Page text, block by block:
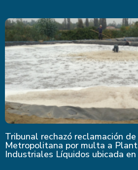
Tribunal rechazó reclamación
Metropolitana por multa a
Industriales Líquidos ubicada en